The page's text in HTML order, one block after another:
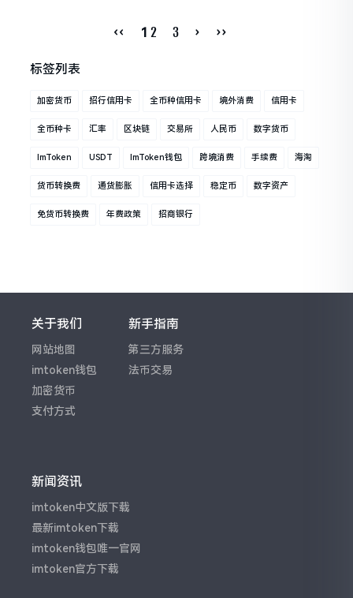
‹‹ 1 2 3 › ››
标签列表
加密货币 招行信用卡 全币种信用卡 境外消费 信用卡
全币种卡 汇率 区块链 交易所 人民币 数字货币
ImToken USDT ImToken钱包 跨境消费 手续费 海淘
货币转换费 通货膨胀 信用卡选择 稳定币 数字资产
免货币转换费 年费政策 招商银行
关于我们
网站地图
imtoken钱包
加密货币
支付方式
新手指南
第三方服务
法币交易
新闻资讯
imtoken中文版下载
最新imtoken下载
imtoken钱包唯一官网
imtoken官方下载